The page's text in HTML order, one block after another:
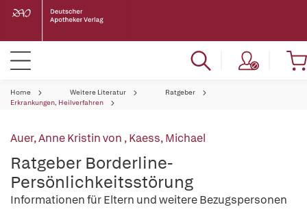
Home Weitere Literatur
Ratgeber
Erkrankungen, Heilverfahren
Auer, Anne Kristin von ,Kaess, Michael
Ratgeber Borderline-
Persönlichkeitsstörung
Informationen für Eltern und weitere Bezugspersonen